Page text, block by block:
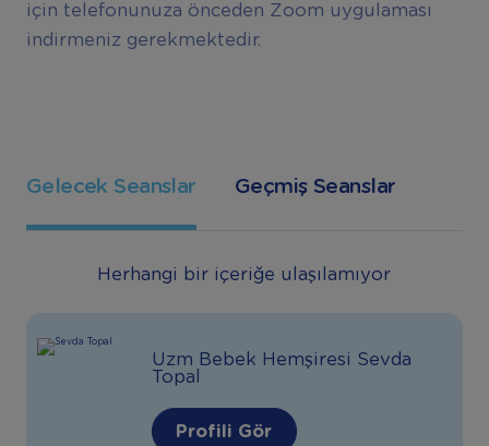
için telefonunuza önceden Zoom uygulaması
indirmeniz gerekmektedir.
Gelecek Seanslar Geçmiş Seanslar
Herhangi bir içeriğe ulaşılamıyor
Uzm Bebek Hemşiresi Sevda
Topal
Profili Gör